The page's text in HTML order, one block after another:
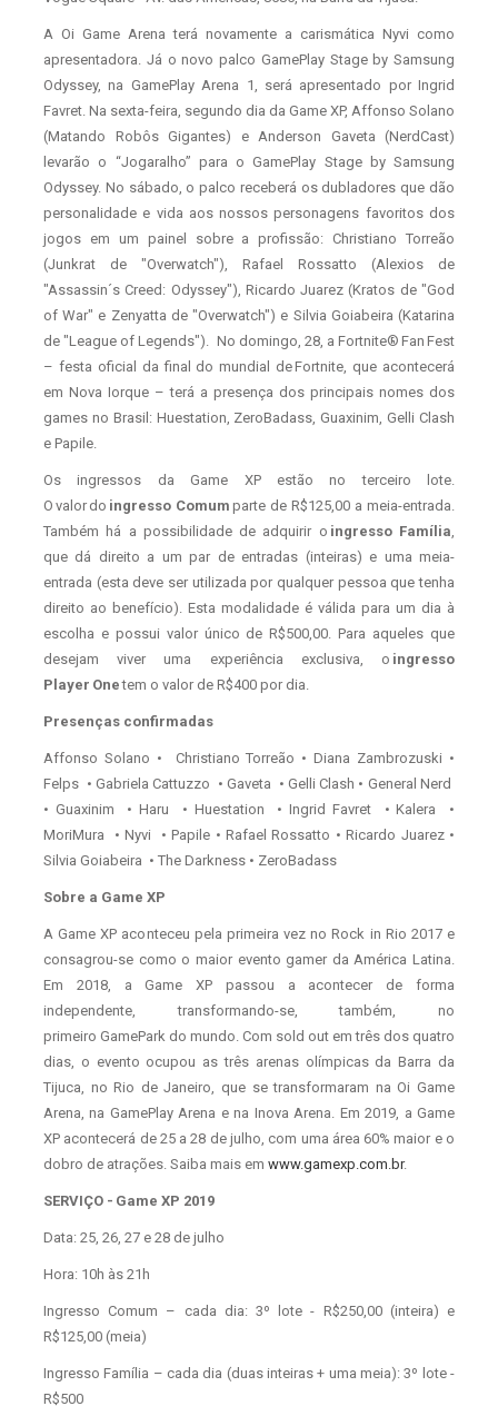
A Oi Game Arena terá novamente a carismática Nyvi como
apresentadora. Já o novo palco GamePlay Stage by Samsung
Odyssey, na GamePlay Arena 1, será apresentado por Ingrid
Favret. Na sexta-feira, segundo dia da Game XP, Affonso Solano
(Matando Robôs Gigantes) e Anderson Gaveta (NerdCast)
levarão o “Jogaralho” para o GamePlay Stage by Samsung
Odyssey. No sábado, o palco receberá os dubladores que dão
personalidade e vida aos nossos personagens favoritos dos
jogos em um painel sobre a profissão: Christiano Torreão
(Junkrat de "Overwatch"), Rafael Rossatto (Alexios de
"Assassin´s Creed: Odyssey"), Ricardo Juarez (Kratos de "God
of War" e Zenyatta de "Overwatch") e Silvia Goiabeira (Katarina
de "League of Legends"). No domingo, 28, a Fortnite® Fan Fest
– festa oficial da final do mundial de Fortnite, que acontecerá
em Nova Iorque – terá a presença dos principais nomes dos
games no Brasil: Huestation, ZeroBadass, Guaxinim, Gelli Clash
e Papile.
Os ingressos da Game XP estão no terceiro lote.
O valor do ingresso Comum parte de R$125,00 a meia-entrada.
Também há a possibilidade de adquirir o ingresso Família,
que dá direito a um par de entradas (inteiras) e uma meia-
entrada (esta deve ser utilizada por qualquer pessoa que tenha
direito ao benefício). Esta modalidade é válida para um dia à
escolha e possui valor único de R$500,00. Para aqueles que
desejam viver uma experiência exclusiva, o ingresso
Player Onetem o valor de R$400 por dia.
Presenças confirmadas
Affonso Solano • Christiano Torreão • Diana Zambrozuski •
Felps • Gabriela Cattuzzo • Gaveta • Gelli Clash • General Nerd
• Guaxinim • Haru • Huestation • Ingrid Favret • Kalera •
MoriMura • Nyvi • Papile • Rafael Rossatto • Ricardo Juarez •
Silvia Goiabeira • The Darkness • ZeroBadass
Sobre a Game XP
A Game XP aconteceu pela primeira vez no Rock in Rio 2017 e
consagrou-se como o maior evento gamer da América Latina.
Em 2018, a Game XP passou a acontecer de forma
independente, transformando-se, também, no
primeiro GamePark do mundo. Com sold out em três dos quatro
dias, o evento ocupou as três arenas olímpicas da Barra da
Tijuca, no Rio de Janeiro, que se transformaram na Oi Game
Arena, na GamePlay Arena e na Inova Arena. Em 2019, a Game
XP acontecerá de 25 a 28 de julho, com uma área 60% maior e o
dobro de atrações. Saiba mais em www.gamexp.com.br.
SERVIÇO - Game XP 2019
Data: 25, 26, 27 e 28 de julho
Hora: 10h às 21h
Ingresso Comum – cada dia: 3º lote - R$250,00 (inteira) e
R$125,00 (meia)
Ingresso Família – cada dia (duas inteiras + uma meia): 3º lote -
R$500